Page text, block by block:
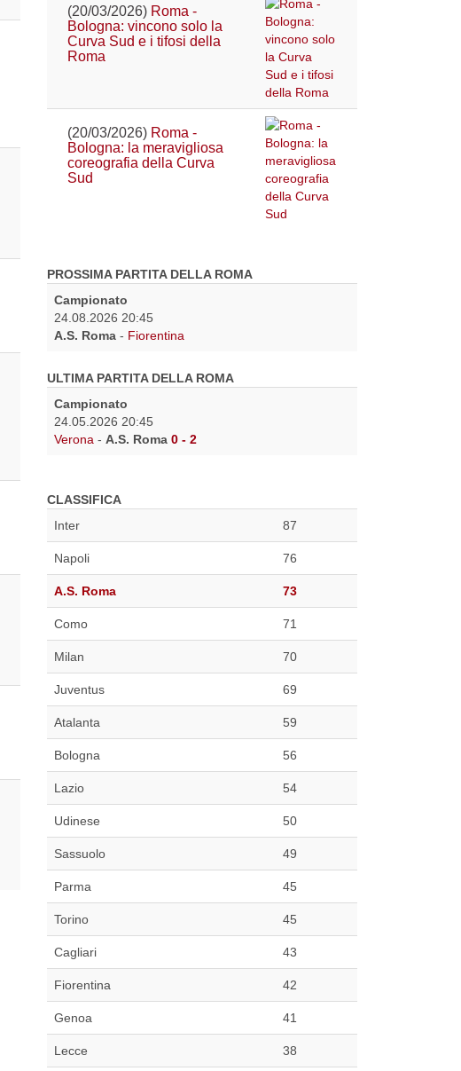
(20/03/2026) Roma -
Bologna: vincono solo la
Curva Sud e i tifosi della
Roma
(20/03/2026) Roma -
Bologna: la meravigliosa
coreografia della Curva
Sud
PROSSIMA PARTITA DELLA ROMA
Campionato
24.08.2026 20:45
A.S. Roma - Fiorentina
ULTIMA PARTITA DELLA ROMA
Campionato
24.05.2026 20:45
Verona - A.S. Roma 0 - 2
CLASSIFICA
Inter
87
Napoli 76
A.S. Roma 73
Como 71
Milan 70
Juventus 69
Atalanta 59
Bologna 56
Lazio 54
Udinese 50
Sassuolo 49
Parma 45
Torino 45
Cagliari 43
Fiorentina 42
Genoa 41
Lecce 38